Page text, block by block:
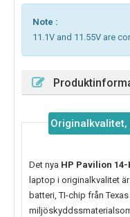
Note :
11.1V and 11.55V are
Det nya HP Pavilion 14-
laptop i originalkvalitet
batteri, TI-chip från